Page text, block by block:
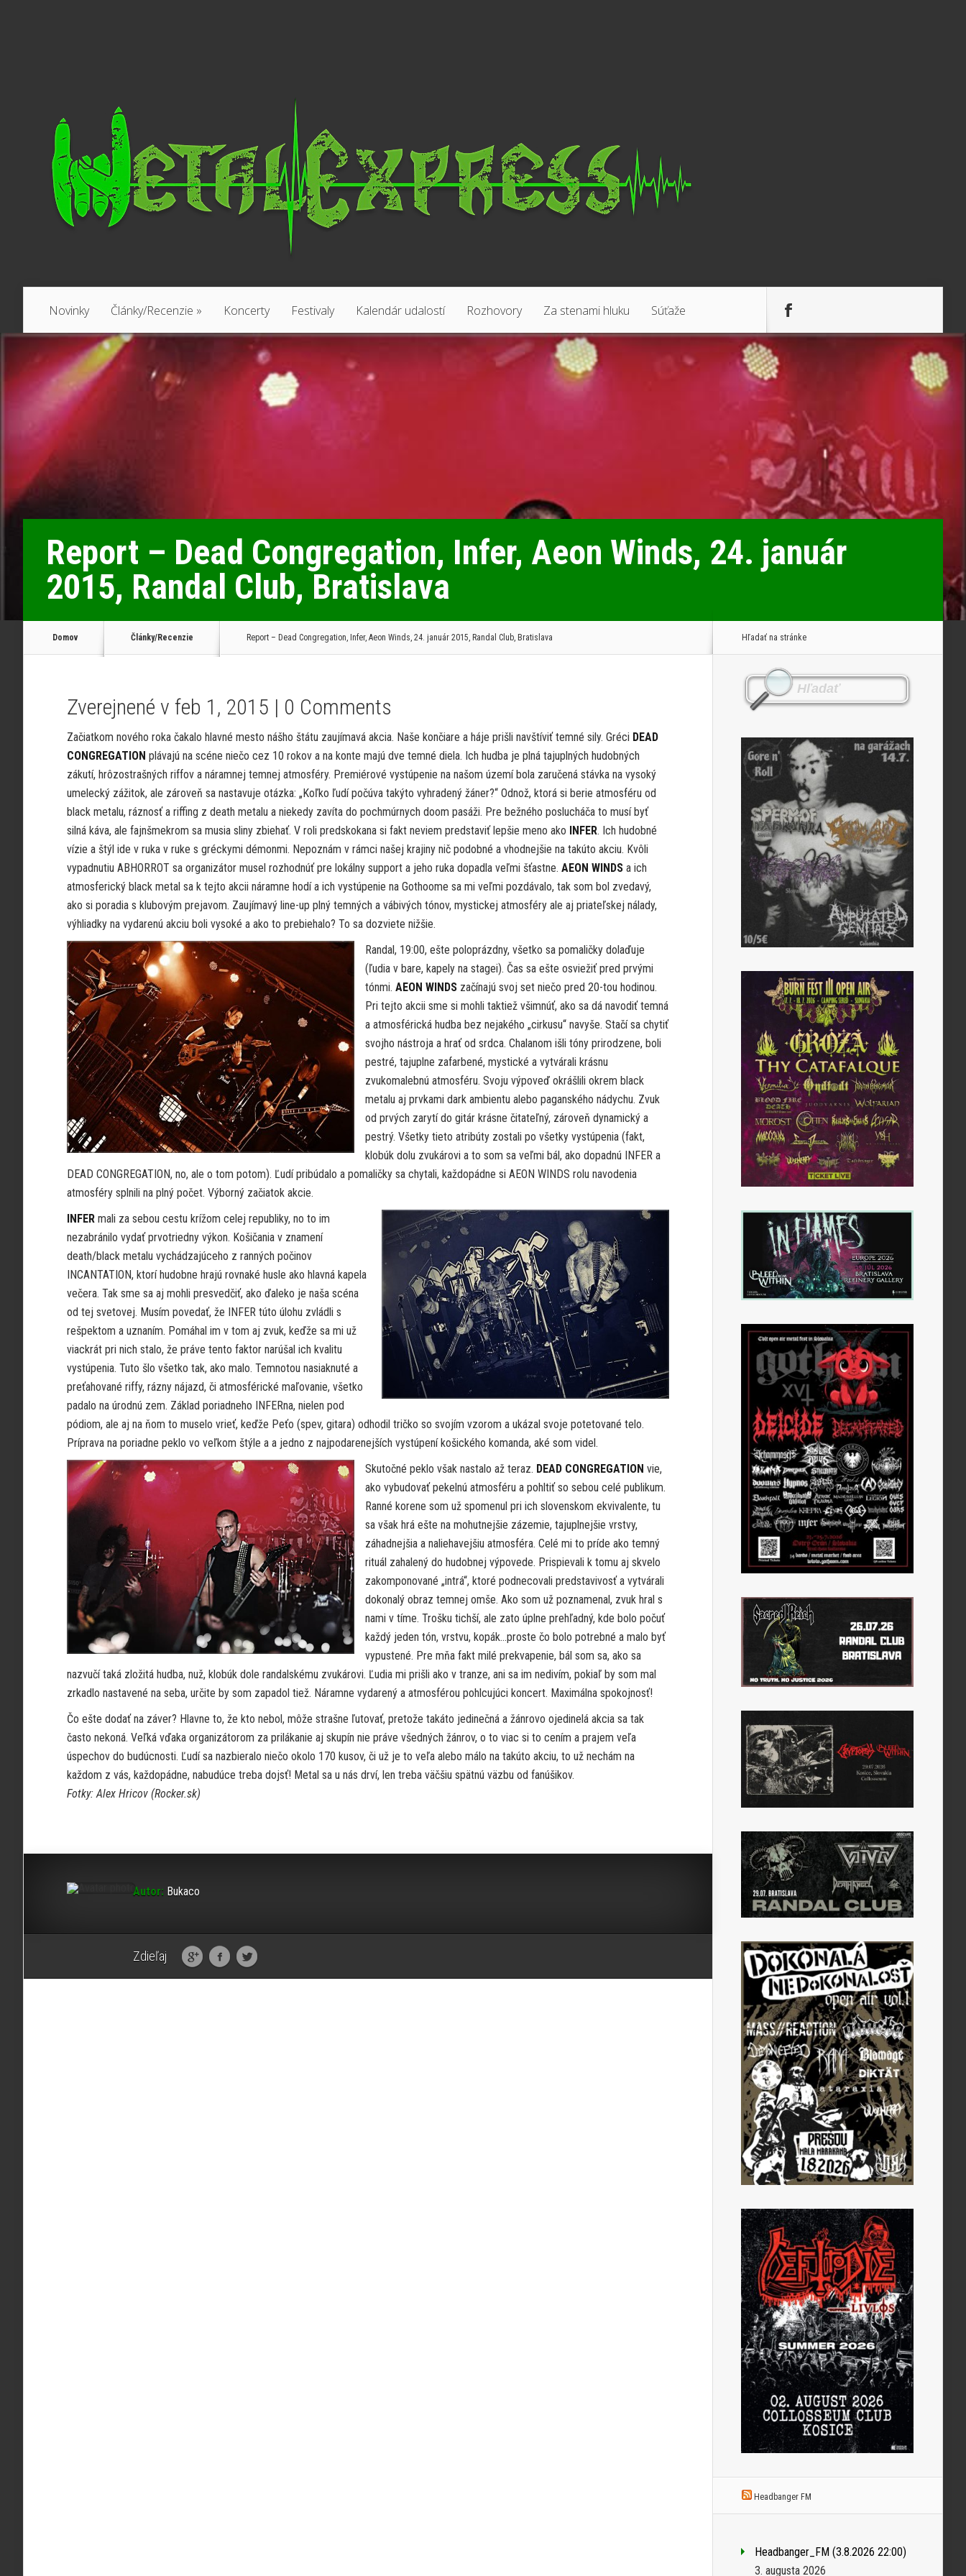
Novinky Články/Recenzie » Koncerty Festivaly Kalendár udalostí Rozhovory Za stenami hluku Súťaže
Report – Dead Congregation, Infer, Aeon Winds, 24. január
2015, Randal Club, Bratislava
Domov Články/Recenzie Report – Dead Congregation, Infer, Aeon Winds, 24. január 2015, Randal Club, Bratislava
Zverejnené v feb 1, 2015 | 0 Comments
Začiatkom nového roka čakalo hlavné mesto nášho štátu zaujímavá akcia. Naše končiare a háje prišli navštíviť temné sily. Gréci DEAD
CONGREGATION plávajú na scéne niečo cez 10 rokov a na konte majú dve temné diela. Ich hudba je plná tajuplných hudobných
zákutí, hrôzostrašných riffov a náramnej temnej atmosféry. Premiérové vystúpenie na našom území bola zaručená stávka na vysoký
umelecký zážitok, ale zároveň sa nastavuje otázka: „Koľko ľudí počúva takýto vyhradený žáner?“ Odnož, ktorá si berie atmosféru od
black metalu, ráznosť a riffing z death metalu a niekedy zavíta do pochmúrnych doom pasáži. Pre bežného poslucháča to musí byť
silná káva, ale fajnšmekrom sa musia sliny zbiehať. V roli predskokana si fakt neviem predstaviť lepšie meno ako INFER. Ich hudobné
vízie a štýl ide v ruka v ruke s gréckymi démonmi. Nepoznám v rámci našej krajiny nič podobné a vhodnejšie na takúto akciu. Kvôli
vypadnutiu ABHORROT sa organizátor musel rozhodnúť pre lokálny support a jeho ruka dopadla veľmi šťastne. AEON WINDS a ich
atmosferický black metal sa k tejto akcii náramne hodí a ich vystúpenie na Gothoome sa mi veľmi pozdávalo, tak som bol zvedavý,
ako si poradia s klubovým prejavom. Zaujímavý line-up plný temných a vábivých tónov, mystickej atmosféry ale aj priateľskej nálady,
výhliadky na vydarenú akciu boli vysoké a ako to prebiehalo? To sa dozviete nižšie.
Randal, 19:00, ešte poloprázdny, všetko sa pomaličky dolaďuje
(ľudia v bare, kapely na stagei). Čas sa ešte osviežiť pred prvými
tónmi. AEON WINDS začínajú svoj set niečo pred 20-tou hodinou.
Pri tejto akcii sme si mohli taktiež všimnúť, ako sa dá navodiť temná
a atmosférická hudba bez nejakého „cirkusu“ navyše. Stačí sa chytiť
svojho nástroja a hrať od srdca. Chalanom išli tóny prirodzene, boli
pestré, tajuplne zafarbené, mystické a vytvárali krásnu
zvukomalebnú atmosféru. Svoju výpoveď okrášlili okrem black
metalu aj prvkami dark ambientu alebo paganského nádychu. Zvuk
od prvých zarytí do gitár krásne čitateľný, zároveň dynamický a
pestrý. Všetky tieto atribúty zostali po všetky vystúpenia (fakt,
klobúk dolu zvukárovi a to som sa veľmi bál, ako dopadnú INFER a
DEAD CONGREGATION, no, ale o tom potom). Ľudí pribúdalo a pomaličky sa chytali, každopádne si AEON WINDS rolu navodenia
atmosféry splnili na plný počet. Výborný začiatok akcie.
INFER mali za sebou cestu krížom celej republiky, no to im
nezabránilo vydať prvotriedny výkon. Košičania v znamení
death/black metalu vychádzajúceho z ranných počinov
INCANTATION, ktorí hudobne hrajú rovnaké husle ako hlavná kapela
večera. Tak sme sa aj mohli presvedčiť, ako ďaleko je naša scéna
od tej svetovej. Musím povedať, že INFER túto úlohu zvládli s
rešpektom a uznaním. Pomáhal im v tom aj zvuk, keďže sa mi už
viackrát pri nich stalo, že práve tento faktor narúšal ich kvalitu
vystúpenia. Tuto šlo všetko tak, ako malo. Temnotou nasiaknuté a
preťahované riffy, rázny nájazd, či atmosférické maľovanie, všetko
padalo na úrodnú zem. Základ poriadneho INFERna, nielen pod
pódiom, ale aj na ňom to muselo vrieť, keďže Peťo (spev, gitara) odhodil tričko so svojím vzorom a ukázal svoje potetované telo.
Príprava na poriadne peklo vo veľkom štýle a a jedno z najpodarenejších vystúpení košického komanda, aké som videl.
Skutočné peklo však nastalo až teraz. DEAD CONGREGATION vie,
ako vybudovať pekelnú atmosféru a pohltiť so sebou celé publikum.
Ranné korene som už spomenul pri ich slovenskom ekvivalente, tu
sa však hrá ešte na mohutnejšie zázemie, tajuplnejšie vrstvy,
záhadnejšia a naliehavejšiu atmosféra. Celé mi to príde ako temný
rituál zahalený do hudobnej výpovede. Prispievali k tomu aj skvelo
zakomponované „intrá“, ktoré podnecovali predstavivosť a vytvárali
dokonalý obraz temnej omše. Ako som už poznamenal, zvuk hral s
nami v tíme. Trošku tichší, ale zato úplne prehľadný, kde bolo počuť
každý jeden tón, vrstvu, kopák…proste čo bolo potrebné a malo byť
vypustené. Pre mňa fakt milé prekvapenie, bál som sa, ako sa
nazvučí taká zložitá hudba, nuž, klobúk dole randalskému zvukárovi. Ľudia mi prišli ako v tranze, ani sa im nedivím, pokiaľ by som mal
zrkadlo nastavené na seba, určite by som zapadol tiež. Náramne vydarený a atmosférou pohlcujúci koncert. Maximálna spokojnosť!
Čo ešte dodať na záver? Hlavne to, že kto nebol, môže strašne ľutovať, pretože takáto jedinečná a žánrovo ojedinelá akcia sa tak
často nekoná. Veľká vďaka organizátorom za prilákanie aj skupín nie práve všedných žánrov, o to viac si to cením a prajem veľa
úspechov do budúcnosti. Ľudí sa nazbieralo niečo okolo 170 kusov, či už je to veľa alebo málo na takúto akciu, to už nechám na
každom z vás, každopádne, nabudúce treba dojsť! Metal sa u nás drví, len treba väčšiu spätnú väzbu od fanúšikov.
Fotky: Alex Hricov (Rocker.sk)
Autor: Bukaco
Zdieľaj
Hľadať na stránke
Headbanger FM
Headbanger_FM (3.8.2026 22:00)
3. augusta 2026